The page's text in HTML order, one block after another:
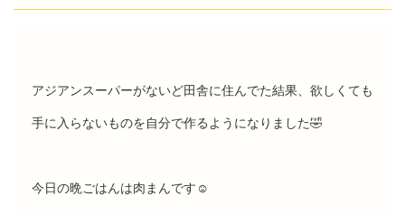
アジアンスーパーがないど田舎に住んでた結果、欲しくても
手に入らないものを自分で作るようになりました🤣
今日の晩ごはんは肉まんです☺️